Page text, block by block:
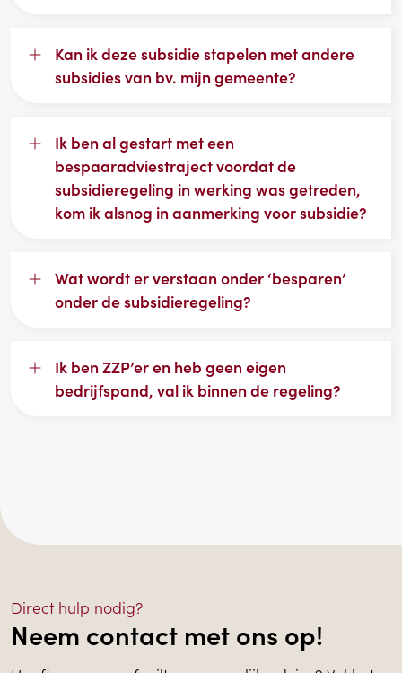
Kan ik deze subsidie stapelen met andere
subsidies van bv. mijn gemeente?
Ik ben al gestart met een
bespaaradviestraject voordat de
subsidieregeling in werking was getreden,
kom ik alsnog in aanmerking voor subsidie?
Wat wordt er verstaan onder ‘besparen’
onder de subsidieregeling?
Ik ben ZZP’er en heb geen eigen
bedrijfspand, val ik binnen de regeling?
Direct hulp nodig?
Neem contact met ons op!